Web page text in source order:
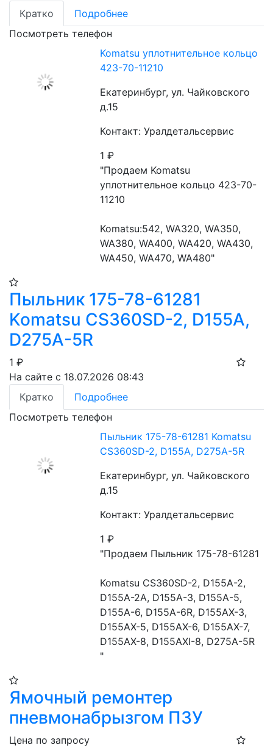
Кратко
Подробнее
Посмотреть телефон
Komatsu уплотнительное кольцо
423-70-11210
Екатеринбург, ул. Чайковского
д.15
Контакт: Уралдетальсервис
1₽
"Продаем Komatsu
уплотнительное кольцо 423-70-
11210
Komatsu:542, WA320, WA350,
WA380, WA400, WA420, WA430,
WA450, WA470, WA480"
Пыльник 175-78-61281
Komatsu CS360SD-2, D155A,
D275A-5R
1 ₽
На сайте с 18.07.2026 08:43
Кратко
Подробнее
Посмотреть телефон
Пыльник 175-78-61281 Komatsu
CS360SD-2, D155A, D275A-5R
Екатеринбург, ул. Чайковского
д.15
Контакт: Уралдетальсервис
1₽
"Продаем Пыльник 175-78-61281
Komatsu CS360SD-2, D155A-2,
D155A-2A, D155A-3, D155A-5,
D155A-6, D155A-6R, D155AX-3,
D155AX-5, D155AX-6, D155AX-7,
D155AX-8, D155AXI-8, D275A-5R
"
Ямочный ремонтер
пневмонабрызгом ПЗУ
Цена по запросу